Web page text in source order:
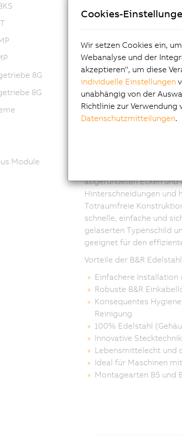
und 8JSQ
Die B&R Servomotoren
hygienegerechte Design
Oberflächen und
EHEDG entwickelt.
Diese Motoren
abgerundeten Ecken
Hinterschneidungen und
Totraumfreie
schnelle, einfache und
gelaserten Typenschild
geeignet für den
Vorteile der B&R
Einfachere Installation
Robuste B&R
Konsequentes
Reinigung
100% Edelstahl
Innovative
Lebensmittelecht und
Ideal für Maschinen
Montagearten B5 und
8G
8G
Module
Cookies-
Wir setzen Cookies ein,
Webanalyse und der
akzeptieren", um diese
individuelle Einstellungen
unabhängig von der
Richtlinie zur Verwendung
Datenschutzmitteilungen.